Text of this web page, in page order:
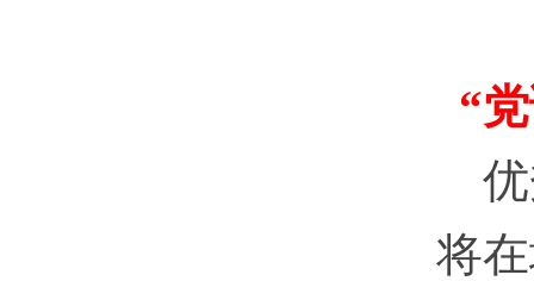
“党
优秀
将在